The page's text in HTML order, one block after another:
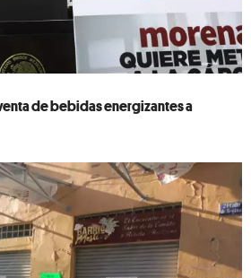
de bebidas energizantes a